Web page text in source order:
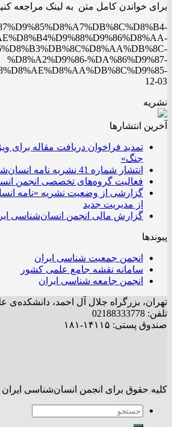
خواندن کامل متن به لینک مراجعه کنید:
%D8%A2%D9%86-
انتشار‌ها
تمدید فراخوان دریافت مقاله برای
جنگ»
انتشار شماره 41 نشریه نامه انسان‌شناسی
فعالیت گروه‌های تخصصی انجمن
گزارشی از وضعیت نشریه «نامه
از مدیریت جدید
گزارش مالی انجمن انسان‌شناسی ایران در
انجمن جمعیت شناسی ایران
سامانه نقشه جامع علمی کشور
انجمن جامعه شناسی ایران
بزرگراه جلال آل احمد، دانشکده‌ی
پستی: ۱۴۱۱۵-۱۸۱
حقوق برای انجمن انسان‌شناسی ایران -